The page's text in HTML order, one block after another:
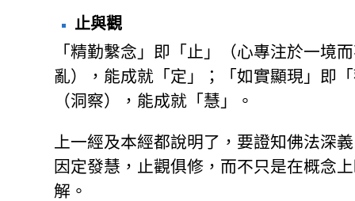
止與觀
「精勤繫念」即「止」（心專注於一境
亂），能成就「定」；「如實顯現」即
（洞察），能成就「慧」。
上一經及本經都說明了，要證知佛法深
因定發慧，止觀俱修，而不只是在概念
解。